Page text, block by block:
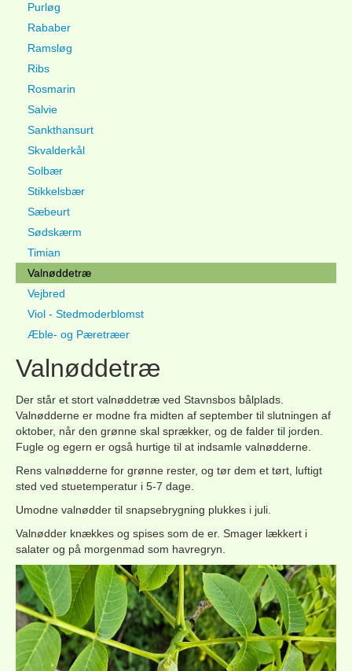
Purløg
Rababer
Ramsløg
Ribs
Rosmarin
Salvie
Sankthansurt
Skvalderkål
Solbær
Stikkelsbær
Sæbeurt
Sødskærm
Timian
Valnøddetræ
Vejbred
Viol - Stedmoderblomst
Æble- og Pæretræer
Valnøddetræ
Der står et stort valnøddetræ ved Stavnsbos bålplads.
Valnødderne er modne fra midten af september til slutningen af
oktober, når den grønne skal sprækker, og de falder til jorden
Fugle og egern er også hurtige til at indsamle valnødderne.
Rens valnødderne for grønne rester, og tør dem et tørt, luftigt
sted ved stuetemperatur i 5-7 dage.
Umodne valnødder til snapsebrygning plukkes i juli.
Valnødder knækkes og spises som de er. Smager lækkert i
salater og på morgenmad som havregryn.